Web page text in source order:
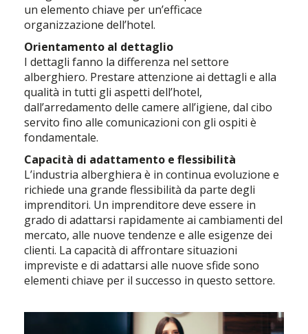
un elemento chiave per un’efficace
organizzazione dell’hotel.
Orientamento al dettaglio
I dettagli fanno la differenza nel settore
alberghiero. Prestare attenzione ai dettagli e alla
qualità in tutti gli aspetti dell’hotel,
dall’arredamento delle camere all’igiene, dal cibo
servito fino alle comunicazioni con gli ospiti è
fondamentale.
Capacità di adattamento e flessibilità
L’industria alberghiera è in continua evoluzione e
richiede una grande flessibilità da parte degli
imprenditori. Un imprenditore deve essere in
grado di adattarsi rapidamente ai cambiamenti del
mercato, alle nuove tendenze e alle esigenze dei
clienti. La capacità di affrontare situazioni
impreviste e di adattarsi alle nuove sfide sono
elementi chiave per il successo in questo settore.